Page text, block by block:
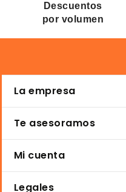
Descuentos
por volumen
La empresa
Te asesoramos
Mi cuenta
Legales